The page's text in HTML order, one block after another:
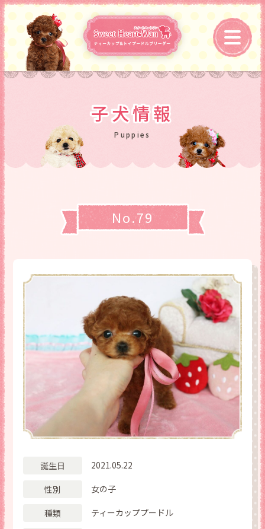
子犬情報
No.79
誕生日 2021.05.22
性別 女の子
種類 ティーカッププードル